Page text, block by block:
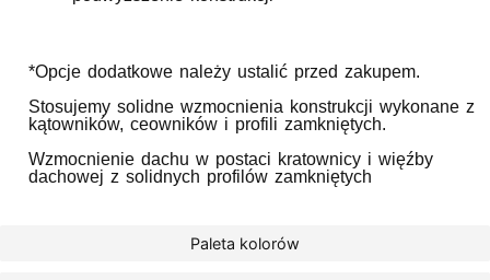
Paleta kolorów
*Opcje dodatkowe należy ustalić przed zakupem.
Stosujemy solidne wzmocnienia konstrukcji wykonane z
kątowników, ceowników i profili zamkniętych.
Wzmocnienie dachu w postaci kratownicy i więźby
dachowej z solidnych profilów zamkniętych